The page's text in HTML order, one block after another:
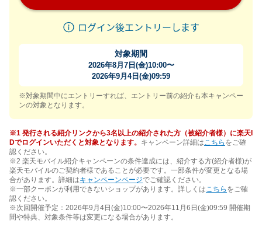
ログイン後エントリーします
対象期間
2026年8月7日(金)10:00〜
2026年9月4日(金)09:59
※対象期間中にエントリーすれば、エントリー前の紹介も本キャンペー
ンの対象となります。
※1 発行される紹介リンクから3名以上の紹介された方（被紹介者様）に楽天I
Dでログインいただくと対象となります。 キャンペーン詳細は こちら をご確
認ください。
※2 楽天モバイル紹介キャンペーンの条件達成には、紹介する方(紹介者様)が
楽天モバイルのご契約者様であることが必要です。一部条件が変更となる場
合があります。詳細はキャンペーンページでご確認ください。
※一部クーポンが利用できないショップがあります。詳しくは こちら をご確
認ください。
※次回開催予定：2026年9月4日(金)10:00〜2026年11月6日(金)09:59 開催期
間や特典、対象条件等は変更になる場合があります。